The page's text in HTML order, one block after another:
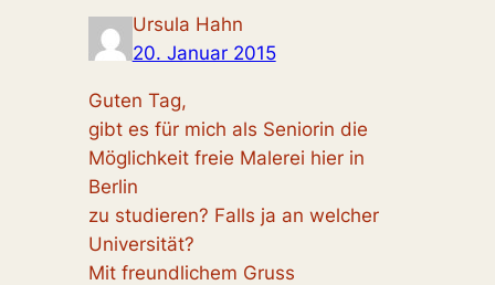
Ursula Hahn
20. Januar 2015
Guten Tag,
gibt es für mich als Seniorin die
Möglichkeit freie Malerei hier in
Berlin
zu studieren? Falls ja an welcher
Universität?
Mit freundlichem Gruss